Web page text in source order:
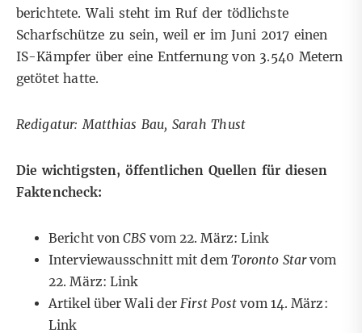
berichtete. Wali steht im Ruf der tödlichste
Scharfschütze zu sein, weil er im Juni 2017 einen
IS-Kämpfer über eine Entfernung von 3.540 Metern
getötet hatte.
Redigatur: Matthias Bau, Sarah Thust
Die wichtigsten, öffentlichen Quellen für diesen
Faktencheck:
Bericht vonCBS vom 22. März:Link
Interviewausschnitt mit dem Toronto Starvom
22. März: Link
Artikel über Wali der First Post vom 14. März:
Link